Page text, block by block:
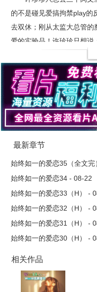
的不是碰见爱搞拘禁play的
去双休；刚从太监大总管
爱的实验品！许珍珍只想
都不多！！求速死！各位
你就是死了我也能找到你
最新章节
始终如一的爱恋35（全文
始终如一的爱恋34 - 08-22
始终如一的爱恋33（H） -
始终如一的爱恋32（H） -
始终如一的爱恋31（H） -
始终如一的爱恋30（H） -
相关作品